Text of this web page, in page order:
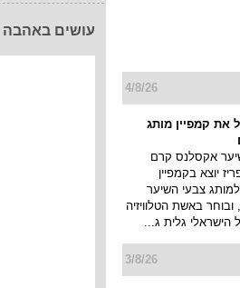
עושים באהבה
4/8/26
את קמפיין מותג
אקסלנס קרם
יוצא בקמפיין
למותג צבעי השיער
באשת הטלוויזיה
הישראלי גלית ג...
3/8/26